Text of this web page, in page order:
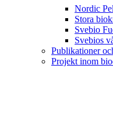
Nordic
Stora
Svebio
Svebios
Publikationer
Projekt inom